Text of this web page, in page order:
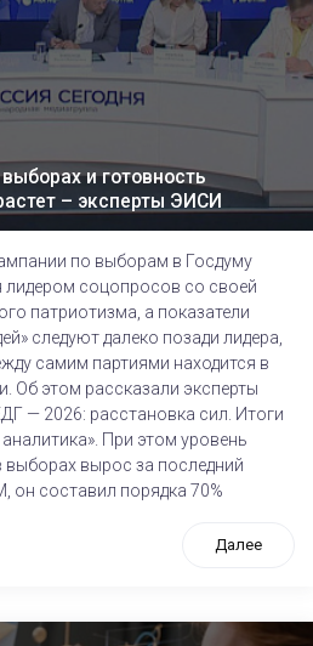
и готовность
– эксперты ЭИСИ
по выборам в Госдуму
лидером соцопросов со своей
патриотизма, а показатели
следуют далеко позади лидера,
самим партиями находится в
Об этом рассказали эксперты
— 2026: расстановка сил. Итоги
При этом уровень
выборах вырос за последний
составил порядка 70%
Далее